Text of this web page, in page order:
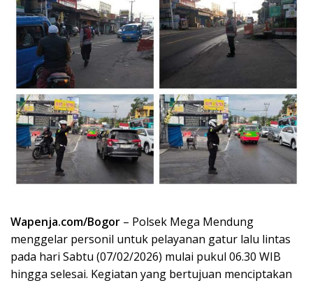
Wapenja.com/Bogor – Polsek Mega Mendung
menggelar personil untuk pelayanan gatur lalu lintas
pada hari Sabtu (07/02/2026) mulai pukul 06.30 WIB
hingga selesai. Kegiatan yang bertujuan menciptakan